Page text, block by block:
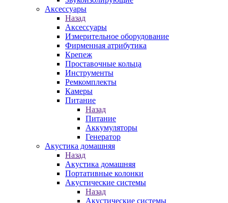
Аксессуары
Назад
Аксессуары
Измерительное оборудование
Фирменная атрибутика
Крепеж
Проставочные кольца
Инструменты
Ремкомплекты
Камеры
Питание
Назад
Питание
Аккумуляторы
Генератор
Акустика домашняя
Назад
Акустика домашняя
Портативные колонки
Акустические системы
Назад
Акустические системы